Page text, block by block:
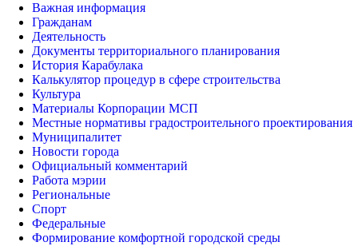
Важная информация
Гражданам
Деятельность
Документы территориального планирования
История Карабулака
Калькулятор процедур в сфере строительства
Культура
Материалы Корпорации МСП
Местные нормативы градостроительного проектирования
Муниципалитет
Новости города
Официальный комментарий
Работа мэрии
Региональные
Спорт
Федеральные
Формирование комфортной городской среды